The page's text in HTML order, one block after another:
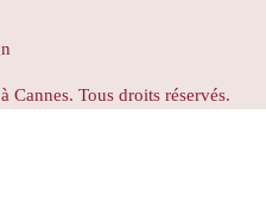
Tous droits réservés.